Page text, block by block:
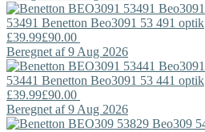
53491 Benetton Beo3091 53 491 optik
£39.99£90.00
Beregnet af 9 Aug 2026
53441 Benetton Beo3091 53 441 optik
£39.99£90.00
Beregnet af 9 Aug 2026